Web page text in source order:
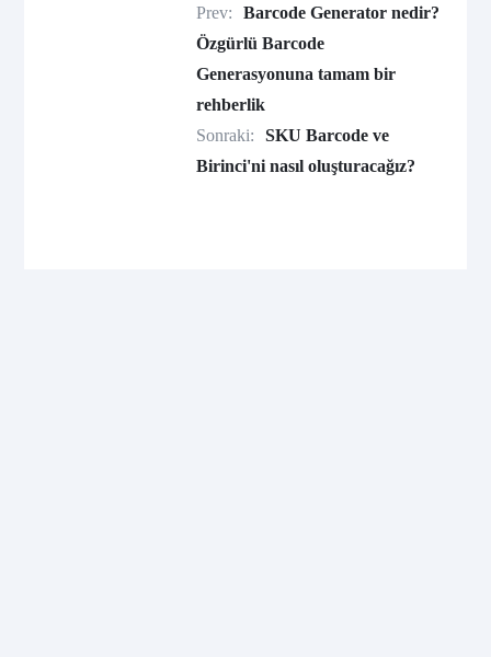
Prev:
Barcode Generator nedir?
Özgürlü Barcode
Generasyonuna tamam bir
rehberlik
Sonraki:
SKU Barcode ve
Birinci'ni nasıl oluşturacağız?